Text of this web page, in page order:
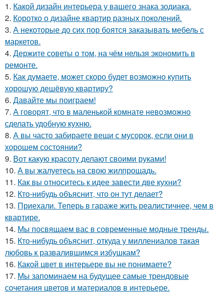
1. Какой дизайн интерьера у вашего знака зодиака.
2. Коротко о дизайне квартир разных поколений.
3. А некоторые до сих пор боятся заказывать мебель с
маркетов.
4. Держите советы о том, на чём нельзя экономить в
ремонте.
5. Как думаете, может скоро будет возможно купить
хорошую дешёвую квартиру?
6. Давайте мы поиграем!
7. А говорят, что в маленькой комнате невозможно
сделать удобную кухню.
8. А вы часто забираете вещи с мусорок, если они в
хорошем состоянии?
9. Вот какую красоту делают своими руками!
10. А вы жалуетесь на свою жилпрощадь.
11. Как вы относитесь к идее завести две кухни?
12. Кто-нибудь объяснит, что он тут делает?
13. Приехали. Теперь в гараже жить реалистичнее, чем в
квартире.
14. Мы посвящаем вас в современные модные тренды.
15. Кто-нибудь объяснит, откуда у миллениалов такая
любовь к развалившимся избушкам?
16. Какой цвет в интерьере вы не понимаете?
17. Мы запоминаем на будущее самые трендовые
сочетания цветов и материалов в интерьере.